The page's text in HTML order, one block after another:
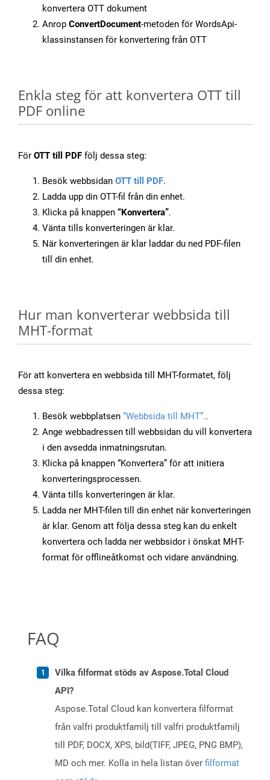
konvertera OTT dokument
Anrop ConvertDocument-metoden för WordsApi-
klassinstansen för konvertering från OTT
Enkla steg för att konvertera OTT till
PDF online
För OTT till PDF följ dessa steg:
Besök webbsidan OTT till PDF.
Ladda upp din OTT-fil från din enhet.
Klicka på knappen “Konvertera”.
Vänta tills konverteringen är klar.
När konverteringen är klar laddar du ned PDF-filen
till din enhet.
Hur man konverterar webbsida till
MHT-format
För att konvertera en webbsida till MHT-formatet, följ
dessa steg:
Besök webbplatsen “Webbsida till MHT”..
Ange webbadressen till webbsidan du vill konvertera
i den avsedda inmatningsrutan.
Klicka på knappen “Konvertera” för att initiera
konverteringsprocessen.
Vänta tills konverteringen är klar.
Ladda ner MHT-filen till din enhet när konverteringen
är klar. Genom att följa dessa steg kan du enkelt
konvertera och ladda ner webbsidor i önskat MHT-
format för offlineåtkomst och vidare användning.
FAQ
Vilka filformat stöds av Aspose.Total Cloud
API?
Aspose.Total Cloud kan konvertera filformat
från valfri produktfamilj till valfri produktfamilj
till PDF, DOCX, XPS, bild(TIFF, JPEG, PNG BMP),
MD och mer. Kolla in hela listan över filformat